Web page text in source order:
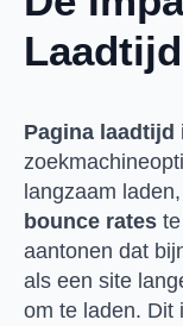
Pagina laadtijd
langzaam
bounce rates
aantonen dat
als een site
om te laden. Dit